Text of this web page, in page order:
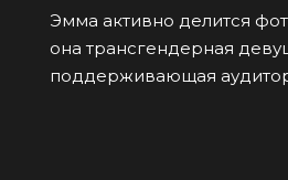
Эмма активно делится
она трансгендерная
поддерживающая